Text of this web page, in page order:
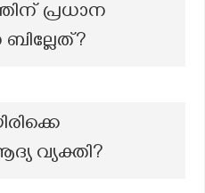
പ്രധാന
വ്യക്തി?